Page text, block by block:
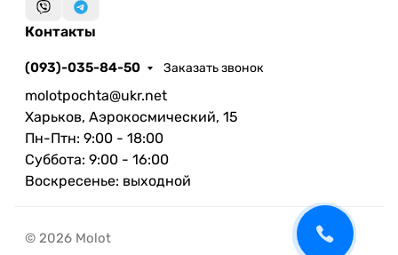
Контакты
(093)-035-84-50 Заказать звонок
molotpochta@ukr.net
Харьков, Аэрокосмический, 15
Пн-Птн: 9:00 - 18:00
Суббота: 9:00 - 16:00
Воскресенье: выходной
© 2026 Molot